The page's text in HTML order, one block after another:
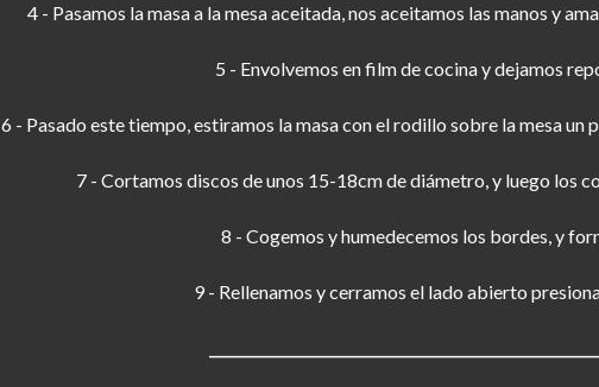
4 - Pasamos la masa a la mesa aceitada, nos aceitamos las manos y
5 - Envolvemos en film de cocina y dejamos
6 - Pasado este tiempo, estiramos la masa con el rodillo sobre la mesa un
7 - Cortamos discos de unos 15-18cm de diámetro, y luego los
8 - Cogemos y humedecemos los bordes, y
9 - Rellenamos y cerramos el lado abierto